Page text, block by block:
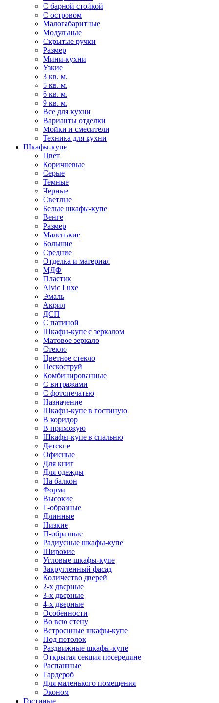
С барной стойкой
С островом
Малогабаритные
Модульные
Скрытые ручки
Размер
Мини-кухни
Узкие
3 кв. м.
5 кв. м.
6 кв. м.
9 кв. м.
Все для кухни
Варианты отделки
Мойки и смесители
Техника для кухни
Шкафы-купе
Цвет
Коричневые
Серые
Темные
Черные
Светлые
Белые шкафы-купе
Венге
Размер
Маленькие
Большие
Средние
Отделка и материал
МДФ
Пластик
Alvic Luxe
Эмаль
Акрил
ДСП
С патиной
Шкафы-купе с зеркалом
Матовое зеркало
Стекло
Цветное стекло
Пескоструй
Комбинированные
С витражами
С фотопечатью
Назначение
Шкафы-купе в гостиную
В коридор
В прихожую
Шкафы-купе в спальню
Детские
Офисные
Для книг
Для одежды
На балкон
Форма
Высокие
Г-образные
Длинные
Низкие
П-образные
Радиусные шкафы-купе
Широкие
Угловые шкафы-купе
Закругленный фасад
Количество дверей
2-х дверные
3-х дверные
4-х дверные
Особенности
Во всю стену
Встроенные шкафы-купе
Под потолок
Раздвижные шкафы-купе
Открытая секция посередине
Распашные
Гардероб
Для маленького помещения
Эконом
Гостиные